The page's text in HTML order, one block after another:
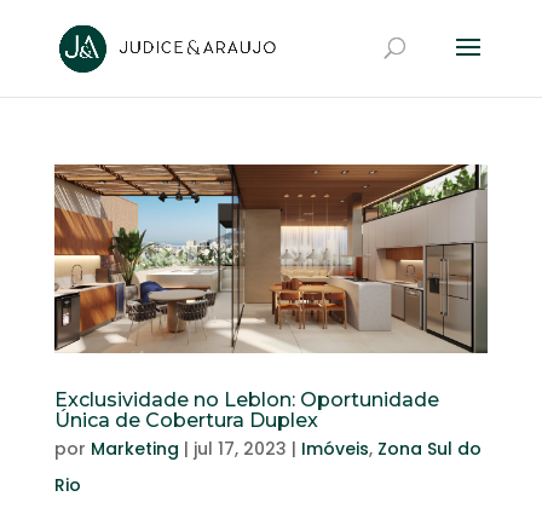
Exclusividade no Leblon: Oportunidade
Única de Cobertura Duplex
por Marketing | jul 17, 2023 | Imóveis, Zona Sul do
Rio